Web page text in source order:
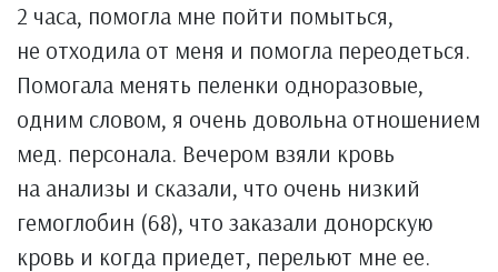
2 часа, помогла мне пойти помыться,
не отходила от меня и помогла переодеться.
Помогала менять пеленки одноразовые,
одним словом, я очень довольна отношением
мед. персонала. Вечером взяли кровь
на анализы и сказали, что очень низкий
гемоглобин (68), что заказали донорскую
кровь и когда приедет, перельют мне ее.